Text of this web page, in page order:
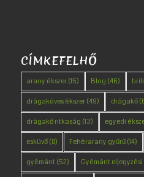
CÍMKEFELHŐ
arany ékszer(15) Blog (46)
drágaköves ékszer(49) drágakő
drágakő ritkaság (13) egyedi
esküvő(8) Fehérarany gyűrű(14)
gyémánt (52) Gyémánt eljegyzési